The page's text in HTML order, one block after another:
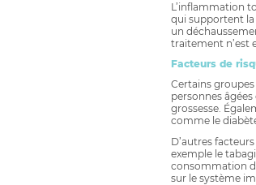
L’inflammation
qui supportent la
un
traitement n’est
Facteurs de
Certains
personnes
grossesse.
comme le
D’autres
exemple le
consommation
sur le système